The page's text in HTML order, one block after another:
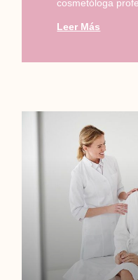
cosmetóloga
Leer Más